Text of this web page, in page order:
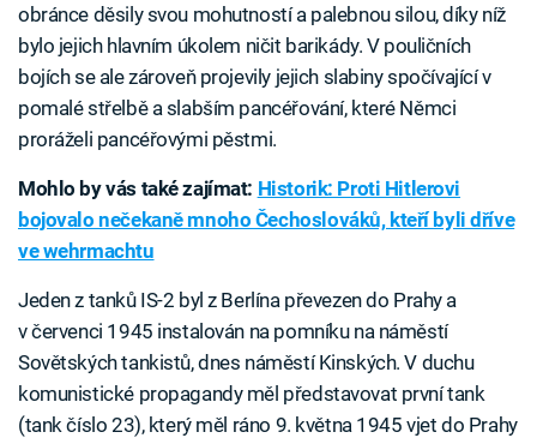
obránce děsily svou mohutností a palebnou silou, díky níž
bylo jejich hlavním úkolem ničit barikády. V pouličních
bojích se ale zároveň projevily jejich slabiny spočívající v
pomalé střelbě a slabším pancéřování, které Němci
proráželi pancéřovými pěstmi.
Mohlo by vás také zajímat: Historik: Proti Hitlerovi
bojovalo nečekaně mnoho Čechoslováků, kteří byli dříve
ve wehrmachtu
Jeden z tanků IS-2 byl z Berlína převezen do Prahy a
v červenci 1945 instalován na pomníku na náměstí
Sovětských tankistů, dnes náměstí Kinských. V duchu
komunistické propagandy měl představovat první tank
(tank číslo 23), který měl ráno 9. května 1945 vjet do Prahy